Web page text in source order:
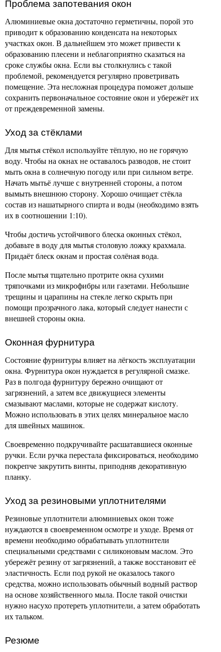
Проблема запотевания окон
Алюминиевые окна достаточно герметичны, порой это
приводит к образованию конденсата на некоторых
участках окон. В дальнейшем это может привести к
образованию плесени и неблагоприятно сказаться на
сроке службы окна. Если вы столкнулись с такой
проблемой, рекомендуется регулярно проветривать
помещение. Эта несложная процедура поможет дольше
сохранить первоначальное состояние окон и убережёт их
от преждевременной замены.
Уход за стёклами
Для мытья стёкол используйте тёплую, но не горячую
воду. Чтобы на окнах не оставалось разводов, не стоит
мыть окна в солнечную погоду или при сильном ветре.
Начать мытьё лучше с внутренней стороны, а потом
вымыть внешнюю сторону. Хорошо очищает стёкла
состав из нашатырного спирта и воды (необходимо взять
их в соотношении 1:10).
Чтобы достичь устойчивого блеска оконных стёкол,
добавьте в воду для мытья столовую ложку крахмала.
Придаёт блеск окнам и простая солёная вода.
После мытья тщательно протрите окна сухими
тряпочками из микрофибры или газетами. Небольшие
трещины и царапины на стекле легко скрыть при
помощи прозрачного лака, который следует нанести с
внешней стороны окна.
Оконная фурнитура
Состояние фурнитуры влияет на лёгкость эксплуатации
окна. Фурнитура окон нуждается в регулярной смазке.
Раз в полгода фурнитуру бережно очищают от
загрязнений, а затем все движущиеся элементы
смазывают маслами, которые не содержат кислоту.
Можно использовать в этих целях минеральное масло
для швейных машинок.
Своевременно подкручивайте расшатавшиеся оконные
ручки. Если ручка перестала фиксироваться, необходимо
покрепче закрутить винты, приподняв декоративную
планку.
Уход за резиновыми уплотнителями
Резиновые уплотнители алюминиевых окон тоже
нуждаются в своевременном осмотре и уходе. Время от
времени необходимо обрабатывать уплотнители
специальными средствами с силиконовым маслом. Это
убережёт резину от загрязнений, а также восстановит её
эластичность. Если под рукой не оказалось такого
средства, можно использовать обычный водный раствор
на основе хозяйственного мыла. После такой очистки
нужно насухо протереть уплотнители, а затем обработать
их тальком.
Резюме